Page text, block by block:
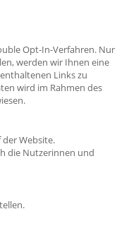
Opt-In-Verfahren. Nur
werden wir Ihnen eine
Links zu
wird im Rahmen des
Website.
die Nutzerinnen und